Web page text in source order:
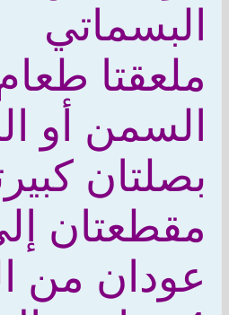
البسماتي
ملعقتا
السمن أو
بصلتان
مقطعتان
عودان من